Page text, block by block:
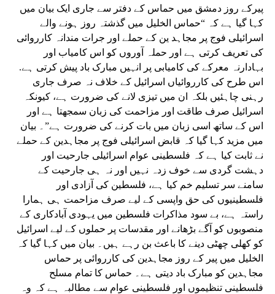
پیرکے روز دمشق میں حماس کے دفتر سے جاری ایک بیان میں
کہا گیا ہے کہ “حماس الخلیل میں گذشتہ روز ہونے والے
اسرائیلی فوج پر مجاہد ین کے حملے اور جرات مندانہ کارروائی
کی تعریف کرتی ہے اور حملہ آوروں کو اس کامیاب اور
بہادارنہ معرکے کی کامیابی پر انہیں مبارک باد پیش کرتی ہے.
اس طرح کی کارروائیاں اسرائیل کے خلاف نہ صرف جاری
رہنی چاہئیں بلکہ ان میں تیزی لانے کی ضرورت ہے، کیونکہ
اسرائیل صرف طاقت اور مزاحمت کی زبان سمجھتا ہے اور
اس کے ساتھ اسی زبان میں بات کرنے کی ضرورت ہے”۔ بیان
میں مزید کہا گیا کہ قابض اسرائیلی فوج پر مجاہدین کے حملے
نے ثابت کیا ہے کہ فلسطینی عوام اسرائیلی جارحیت اور
دہشت گردی سے خوف زدہ نہیں اور نہ ہی جارحیت کے
سامنے سر تسلیم خم کیا ہے، فلسطین کی آزادی اور
فلسطینیوں کی حق واپسی کے لیے صرف مزاحمت ہی ہمارا
راستہ ہے، بے سود مذاکرات فلسطین میں یہودی آبادکاری کے
منصوبوں کو آگے بڑھانے اور مقدسات پر حملوں کے لیے اسرائیل
کو کھلی چھٹی دینے کا باعث بن رہے ہیں۔ بیان میں کہا گیا کہ
الخلیل میں پیر کے روز مجاہدین کی کارروائی پر حماس
مجاہدین کو مبارک باد دیتی ہے۔ حماس کا تمام مسلح
فلسطینی تنظیموں اور فلسطینی عوام سے مطالبہ ہے کہ وہ